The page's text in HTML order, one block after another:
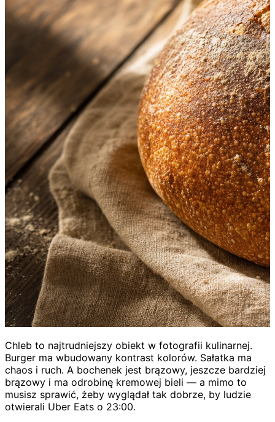
Chleb to najtrudniejszy obiekt w fotografii kulinarnej.
Burger ma wbudowany kontrast kolorów. Sałatka ma
chaos i ruch. A bochenek jest brązowy, jeszcze bardziej
brązowy i ma odrobinę kremowej bieli — a mimo to
musisz sprawić, żeby wyglądał tak dobrze, by ludzie
otwierali Uber Eats o 23:00.